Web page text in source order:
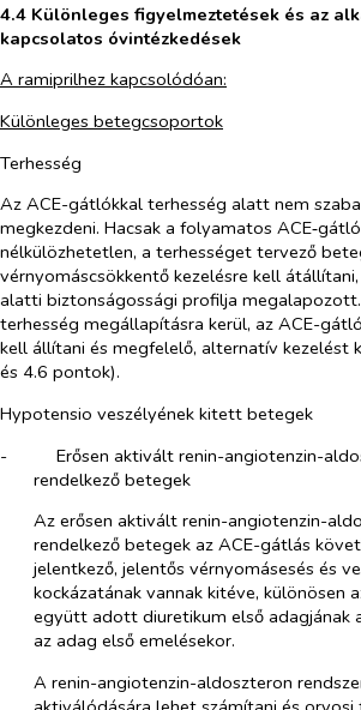
4.4 Különleges figyelmeztetések és az
kapcsolatos óvintézkedések
A ramiprilhez kapcsolódóan:
Különleges betegcsoportok
Terhesség
Az ACE-gátlókkal terhesség alatt nem
megkezdeni. Hacsak a folyamatos
nélkülözhetetlen, a terhességet tervező
vérnyomáscsökkentő kezelésre kell
alatti biztonságossági profilja
terhesség megállapításra kerül, az ACE-
kell állítani és megfelelő, alternatív kezelést
és 4.6 pontok).
Hypotensio veszélyének kitett betegek
-​
Erősen aktivált renin-angiotenzin-
rendelkező betegek
Az erősen aktivált renin-angiotenzin-
rendelkező betegek az ACE-gátlás
jelentkező, jelentős vérnyomásesés és
kockázatának vannak kitéve, különösen
együtt adott diuretikum első adagjának
az adag első emelésekor.
A renin-angiotenzin-aldoszteron